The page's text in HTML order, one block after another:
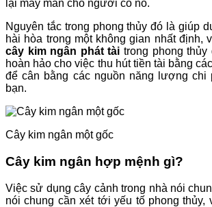
lại may mắn cho người có nó.
Nguyên tắc trong phong thủy đó là giúp
hài hòa trong một không gian nhất định,
cây kim ngân phát tài trong phong
hoàn hảo cho việc thu hút tiền tài bằng
để cân bằng các nguồn năng lượng chi
bạn.
Cây kim ngân một gốc
Cây kim ngân hợp mệnh gì?
Việc sử dụng cây cảnh trong nhà nói
nói chung cần xét tới yếu tố phong thủy,